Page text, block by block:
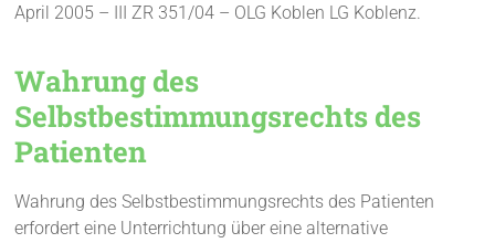
April 2005 – III ZR 351/04 – OLG Koblen LG Koblenz.
Wahrung des
Selbstbestimmungsrechts des
Patienten
Wahrung des Selbstbestimmungsrechts des Patienten
erfordert eine Unterrichtung über eine alternative